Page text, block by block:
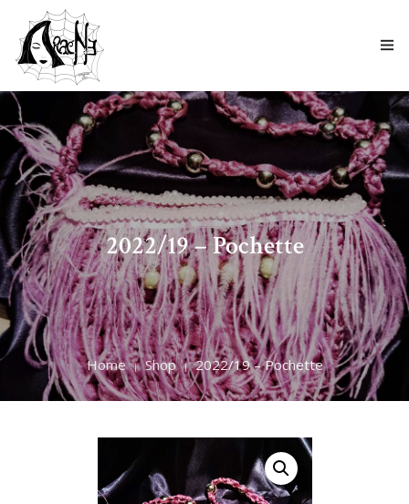
CHI SIAMO
CATALOGO
BLOG
CONTATTI
2022/19 – Pochette
Home Shop 2022/19 – Pochette